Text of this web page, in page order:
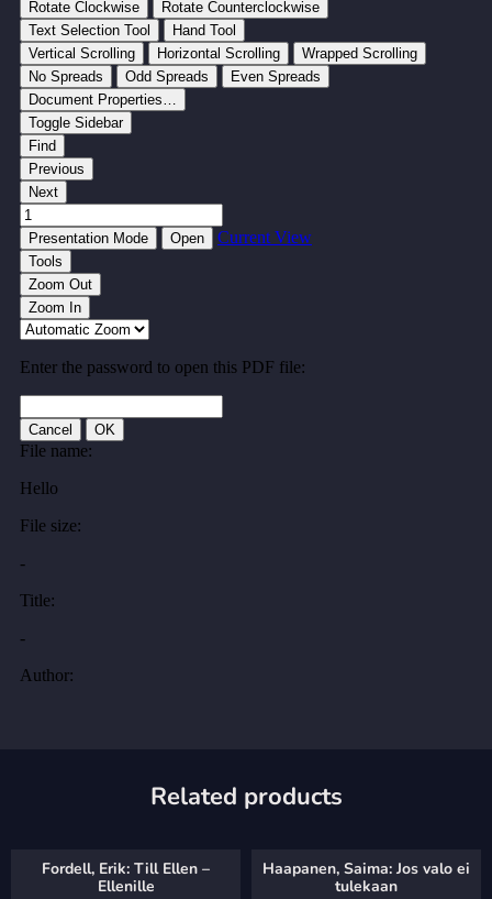
Related products
Fordell, Erik: Till Ellen –
Ellenille
Haapanen, Saima: Jos valo ei
tulekaan